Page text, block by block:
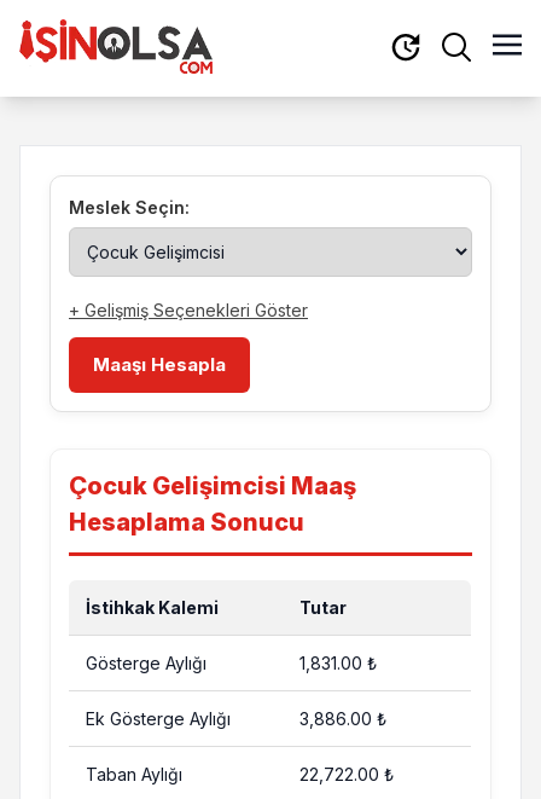
Meslek Seçin:
+ Gelişmiş Seçenekleri Göster
Maaşı Hesapla
Çocuk Gelişimcisi Maaş
Hesaplama Sonucu
İstihkak Kalemi Tutar
Gösterge Aylığı 1,831.00 ₺
Ek Gösterge Aylığı 3,886.00 ₺
Taban Aylığı 22,722.00 ₺